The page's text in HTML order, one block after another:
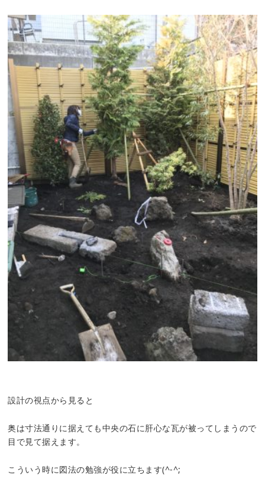
設計の視点から見ると
奥は寸法通りに据えても中央の石に肝心な瓦が被ってしまうので
目で見て据えます。
こういう時に図法の勉強が役に立ちます(^-^;